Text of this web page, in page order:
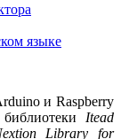
языке
и Raspberry
Itead
Library for